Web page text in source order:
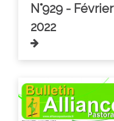
N°929 - Février
2022